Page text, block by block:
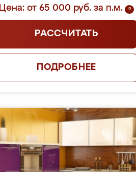
Цена: от 65 000 руб. за п.м. ?
РАССЧИТАТЬ
ПОДРОБНЕЕ